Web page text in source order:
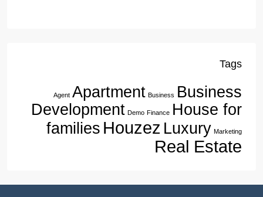
Tags
Agent Apartment Business Business
Development Demo Finance House for
families Houzez Luxury Marketing
Real Estate